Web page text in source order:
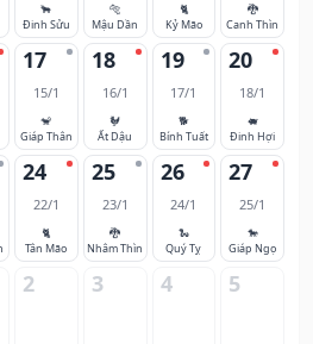
🐂
Đinh Sửu
🐅
Mậu Dần
🐈
Kỷ Mão
🐉
Canh Thìn
17
15/1
🐒
Giáp Thân
18
16/1
🐓
Ất Dậu
19
17/1
🐕
Bính Tuất
20
18/1
🐖
Đinh Hợi
24
22/1
🐈
Tân Mão
25
23/1
🐉
Nhâm Thìn
26
24/1
🐍
Quý Tỵ
27
25/1
🐎
Giáp Ngọ
2 3 4 5